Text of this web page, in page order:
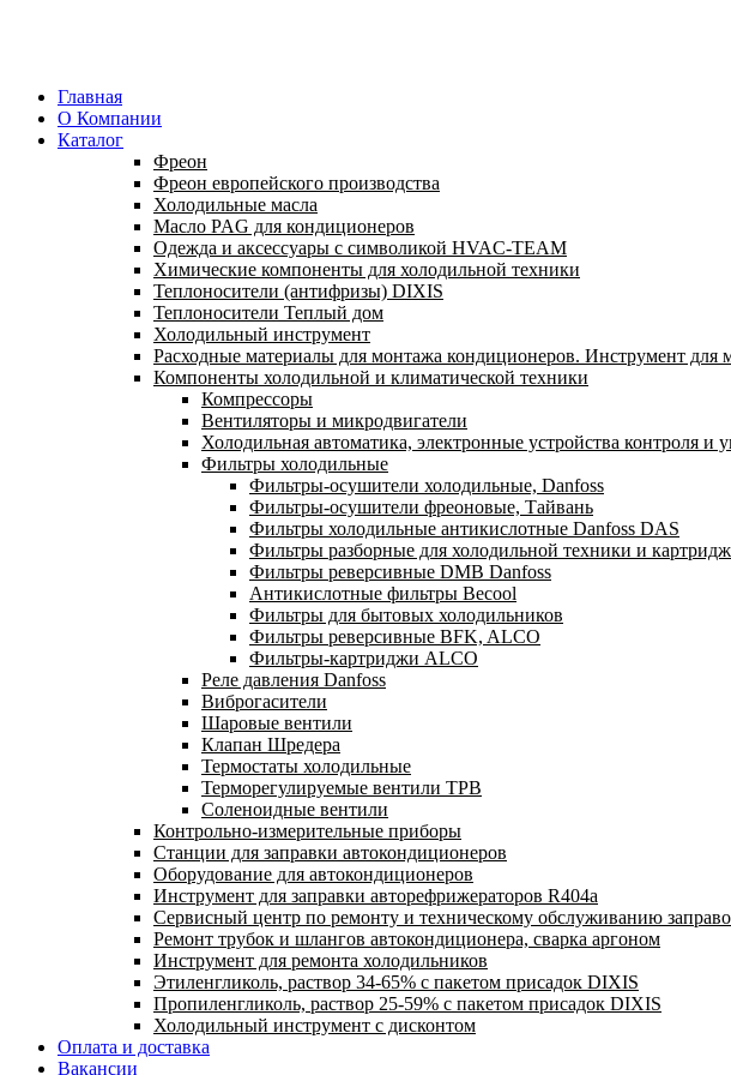
Главная
О Компании
Каталог
Фреон
Фреон европейского производства
Холодильные масла
Масло PAG для кондиционеров
Одежда и аксессуары с символикой HVAC-TEAM
Химические компоненты для холодильной техники
Теплоносители (антифризы) DIXIS
Теплоносители Теплый дом
Холодильный инструмент
Расходные материалы для монтажа кондиционеров. Инструмент для
Компоненты холодильной и климатической техники
Компрессоры
Вентиляторы и микродвигатели
Холодильная автоматика, электронные устройства контроля и
Фильтры холодильные
Фильтры-осушители холодильные, Danfoss
Фильтры-осушители фреоновые, Тайвань
Фильтры холодильные антикислотные Danfoss DAS
Фильтры разборные для холодильной техники и
Фильтры реверсивные DMB Danfoss
Антикислотные фильтры Becool
Фильтры для бытовых холодильников
Фильтры реверсивные BFK, ALCO
Фильтры-картриджи ALCO
Реле давления Danfoss
Виброгасители
Шаровые вентили
Клапан Шредера
Термостаты холодильные
Терморегулируемые вентили ТРВ
Соленоидные вентили
Контрольно-измерительные приборы
Станции для заправки автокондиционеров
Оборудование для автокондиционеров
Инструмент для заправки авторефрижераторов R404a
Сервисный центр по ремонту и техническому обслуживанию
Ремонт трубок и шлангов автокондиционера, сварка аргоном
Инструмент для ремонта холодильников
Этиленгликоль, раствор 34-65% с пакетом присадок DIXIS
Пропиленгликоль, раствор 25-59% с пакетом присадок DIXIS
Холодильный инструмент с дисконтом
Оплата и доставка
Вакансии